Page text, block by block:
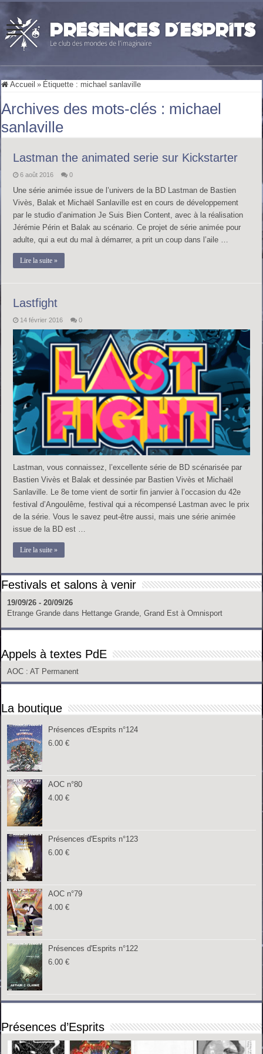
Accueil » Étiquette : michael sanlaville
Archives des mots-clés : michael
sanlaville
Lastman the animated serie sur Kickstarter
6 août 2016 0
Une série animée issue de l’univers de la BD Lastman de Bastien
Vivès, Balak et Michaël Sanlaville est en cours de développement
par le studio d’animation Je Suis Bien Content, avec à la réalisation
Jérémie Périn et Balak au scénario. Ce projet de série animée pour
adulte, qui a eut du mal à démarrer, a prit un coup dans l’aile …
Lire la suite »
Lastfight
14 février 2016 0
Lastman, vous connaissez, l’excellente série de BD scénarisée par
Bastien Vivès et Balak et dessinée par Bastien Vivès et Michaël
Sanlaville. Le 8e tome vient de sortir fin janvier à l’occasion du 42e
festival d’Angoulême, festival qui a récompensé Lastman avec le prix
de la série. Vous le savez peut-être aussi, mais une série animée
issue de la BD est …
Lire la suite »
Festivals et salons à venir
19/09/26 - 20/09/26
Etrange Grande dans Hettange Grande, Grand Est à Omnisport
Appels à textes PdE
AOC : AT Permanent
La boutique
Présences d'Esprits n°124
6.00€
AOC n°80
4.00€
Présences d'Esprits n°123
6.00€
AOC n°79
4.00€
Présences d'Esprits n°122
6.00€
Présences d’Esprits